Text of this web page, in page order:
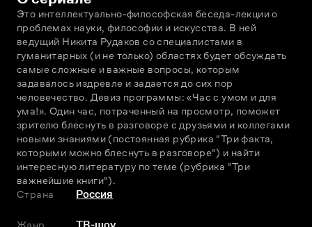
Это интеллектуально-философская беседа-лекции о
проблемах науки, философии и искусства. В ней
ведущий Никита Рудаков со специалистами в
гуманитарных (и не только) областях будет обсуждать
самые сложные и важные вопросы, которым
задавалось издревле и задается до сих пор
человечество. Девиз программы: «Час с умом и для
ума!». Один час, потраченный на просмотр, поможет
зрителю блеснуть в разговоре с друзьями и коллегами
новыми знаниями (постоянная рубрика "Три факта,
которыми можно блеснуть в разговоре") и найти
интересную литературу по теме (рубрика "Три
важнейшие книги").
Страна
Россия
Жанр ТВ-шоу